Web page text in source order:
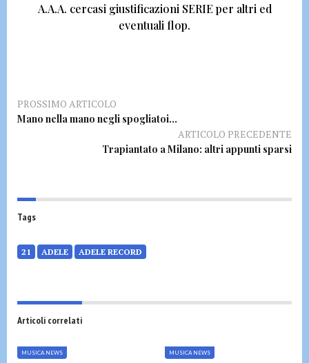
A.A.A. cercasi giustificazioni SERIE per altri ed
eventuali flop.
PROSSIMO ARTICOLO
Mano nella mano negli spogliatoi…
ARTICOLO PRECEDENTE
Trapiantato a Milano: altri appunti sparsi
Tags
21 ADELE ADELE RECORD
Articoli correlati
MUSICA NEWS MUSICA NEWS